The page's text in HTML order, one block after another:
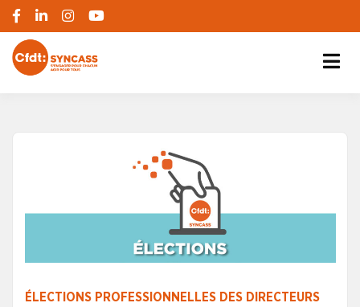
ÉLECTIONS PROFESSIONNELLES DES DIRECTEURS